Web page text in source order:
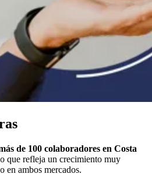
de 100 colaboradores en Costa
que refleja un crecimiento muy
en ambos mercados.